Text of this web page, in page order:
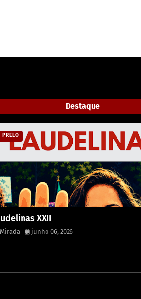
Destaque
PRELO
XXII
Mirada junho 06, 2026